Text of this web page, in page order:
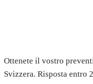
Ottenete il vostro
Svizzera. Risposta entro